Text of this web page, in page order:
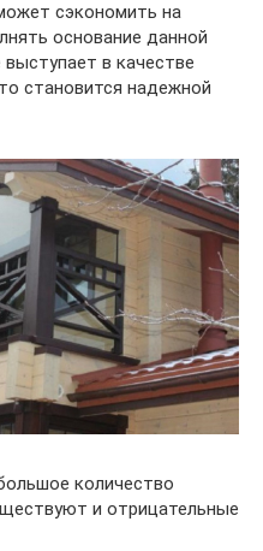
сэкономить на
основание данной
в качестве
становится надежной
количество
и отрицательные